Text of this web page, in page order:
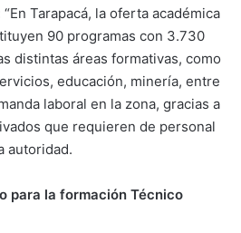
Tarapacá, la oferta académica
90 programas con 3.730
distintas áreas formativas, como
educación, minería, entre
laboral en la zona, gracias a
que requieren de personal
autoridad.
para la formación Técnico